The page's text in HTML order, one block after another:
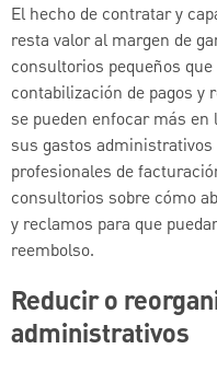
El hecho de contratar y
resta valor al margen de
consultorios pequeños
contabilización de pagos y
se pueden enfocar más
sus gastos
profesionales de
consultorios sobre cómo
y reclamos para que
reembolso.
Reducir o
administrativos